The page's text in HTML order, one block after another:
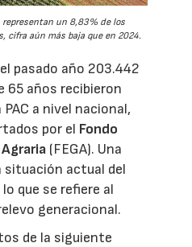
representan un 8,83% de los
cifra aún más baja que en 2024.
pasado año 203.442
65 años recibieron
a nivel nacional,
por el Fondo
(FEGA). Una
situación actual del
que se refiere al
generacional.
de la siguiente